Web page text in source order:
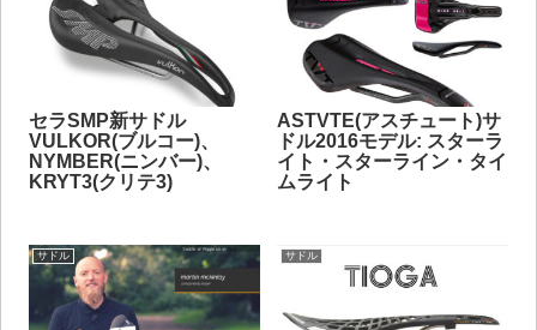
セラSMP新サドル
VULKOR(ブルコー)、
NYMBER(ニンバー)、
KRYT3(クリテ3)
ASTVTE(アスチュート)サ
ドル2016モデル: スターラ
イト・スターライン・タイ
ムライト
サドル サドル